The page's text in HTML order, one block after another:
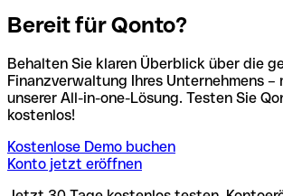
Bereit für Qonto?
Behalten Sie klaren Überblick über die
Finanzverwaltung Ihres Unternehmens –
unserer All-in-one-Lösung. Testen Sie
kostenlos!
Kostenlose Demo buchen
Konto jetzt eröffnen